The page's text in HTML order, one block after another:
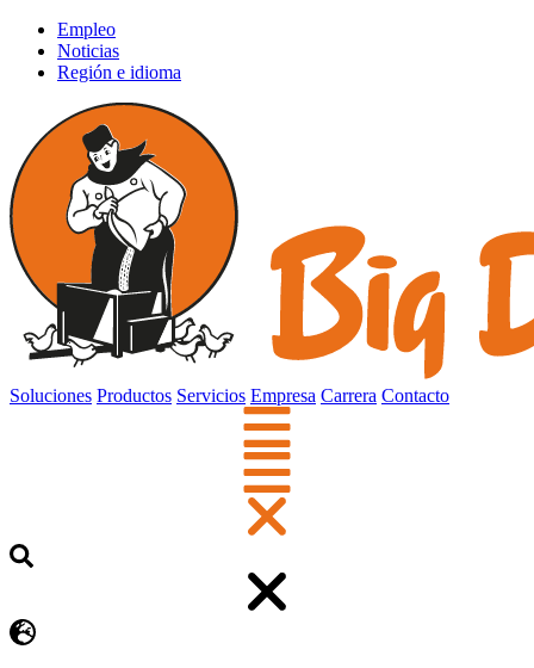
Empleo
Noticias
Región e idioma
Soluciones Productos Servicios Empresa Carrera Contacto